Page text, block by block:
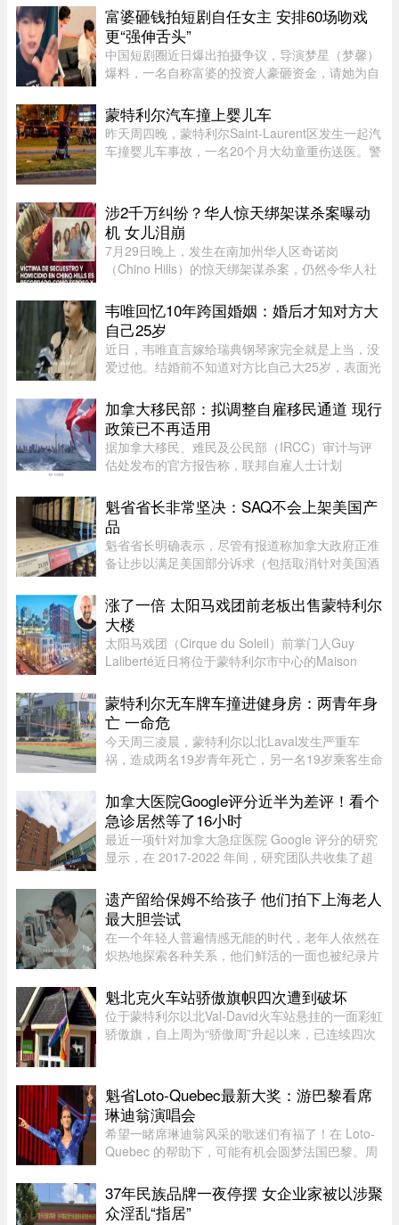
常起飞，现场还发生了安保人员做出歧视性“拉眼
角”手势的争议。截至目前， ...
富婆砸钱拍短剧自任女主 安排60场吻戏
更“强伸舌头”
中国短剧圈近日爆出拍摄争议，导演梦星（梦馨）
爆料，一名自称富婆的投资人豪砸资金，请她为自
主角，并亲选男主角演员，还要求剧中安排60多场
吻戏。男主角演员钟宇飞近 ...
蒙特利尔汽车撞上婴儿车
昨天周四晚，蒙特利尔Saint-Laurent区发生一起汽
车撞婴儿车事故，一名20个月大幼童重伤送医。警
辆汽车撞上一辆婴儿车。 ...
涉2千万纠纷？华人惊天绑架谋杀案曝动
机 女儿泪崩
7月29日晚上，发生在南加州华人区奇诺岗
（Chino Hills）的惊天绑架谋杀案，仍然令华人社
爆料，这起案件的动机似乎正在明朗。根据最新消
息显示，凶手博正峰（Zhengfeng ...
韦唯回忆10年跨国婚姻：婚后才知对方大
自己25岁
近日，韦唯直言嫁给瑞典钢琴家完全就是上当，没
爱过他。结婚前不知道对方比自己大25岁，表面光
世，自己独自抚养三个儿子。韦唯，原名张菊霞，
壮族，1963年9月28日出生于 ...
加拿大移民部：拟调整自雇移民通道 现行
政策已不再适用
据加拿大移民、难民及公民部（IRCC）审计与评
估处发布的官方报告称，联邦自雇人士计划
处理周期的困扰，主要原因是该计划“项目目标不
明确，资格标准过于宽泛”。SEPP 是 ...
魁省省长非常坚决：SAQ不会上架美国产
品
魁省省长明确表示，尽管有报道称加拿大政府正准
备让步以满足美国部分诉求（包括取消针对美国酒
任何美国产品。根据省长 Christine Fréchette 办公
室周五发表的声明，在 ...
涨了一倍 太阳马戏团前老板出售蒙特利尔
大楼
太阳马戏团（Cirque du Soleil）前掌门人Guy
Laliberté近日将位于蒙特利尔市中心的Maison
Mach，成交价达9300万元。Groupe Mach董事长
兼首席执行官Vincent Chiara昨天周四向 ...
蒙特利尔无车牌车撞进健身房：两青年身
亡 一命危
今天周三凌晨，蒙特利尔以北Laval发生严重车
祸，造成两名19岁青年死亡，另一名19岁乘客生命
右，巡警发现涉事车辆并示意停车，但车辆迅速加
速逃离，警方并未展开追逐。不 ...
加拿大医院Google评分近半为差评！看个
急诊居然等了16小时
最近一项针对加拿大急症医院 Google 评分的研究
显示，在 2017-2022 年间，研究团队共收集了超
深入分析。数据显示，47.9% 的评论为负面，远高
于正面（32.3%）和中立（ ...
遗产留给保姆不给孩子 他们拍下上海老人
最大胆尝试
在一个年轻人普遍情感无能的时代，老年人依然在
炽热地探索各种关系，他们鲜活的一面也被纪录片
配和情感纠纷片段，《前浪》系列在做的其实是激
发大众重新审视每个人都将 ...
魁北克火车站骄傲旗帜四次遭到破坏
位于蒙特利尔以北Val-David火车站悬挂的一面彩虹
骄傲旗，自上周为“骄傲周”升起以来，已连续四次
月5日还加装了监控摄像头 ...
魁省Loto-Quebec最新大奖：游巴黎看席
琳迪翁演唱会
希望一睹席琳迪翁风采的歌迷们有福了！在 Loto-
Quebec 的帮助下，可能有机会圆梦法国巴黎。周
Experience”抽奖活动，将抽出两位幸运歌迷（每
人可携一名同伴），邀他们亲临现 ...
37年民族品牌一夜停摆 女企业家被以涉聚
众淫乱“指居”